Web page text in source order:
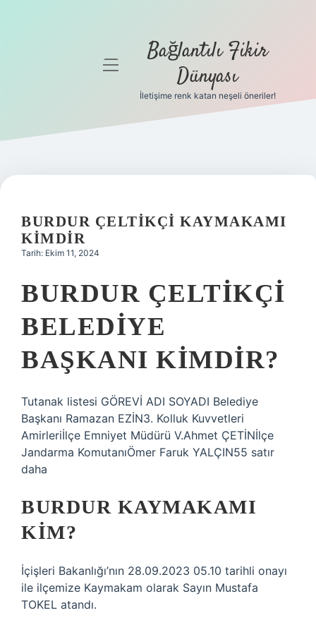
Gizlilik
Hakkımızda
menüyü
Bağlantılı Fikir
Dünyası
İletişime renk katan neşeli öneriler!
BURDUR ÇELTIKÇI KAYMAKAMI
KIMDIR
Tarih: Ekim 11, 2024
BURDUR ÇELTIKÇI
BELEDIYE
BAŞKANI KIMDIR?
Tutanak listesi GÖREVİ ADI SOYADI Belediye
Başkanı Ramazan EZİN3. Kolluk Kuvvetleri
Amirleriİlçe Emniyet Müdürü V.Ahmet ÇETİNİlçe
Jandarma KomutanıÖmer Faruk YALÇIN55 satır
daha
BURDUR KAYMAKAMI
KIM?
İçişleri Bakanlığı’nın 28.09.2023 05.10 tarihli onayı
ile ilçemize Kaymakam olarak Sayın Mustafa
TOKEL atandı.